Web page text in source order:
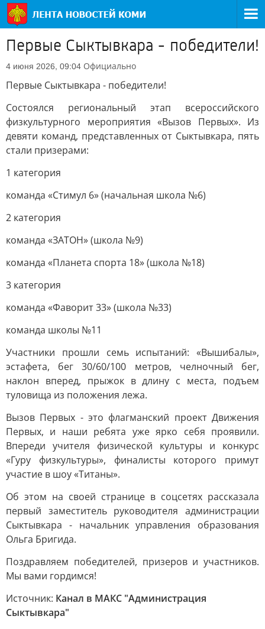
Первые Сыктывкара - победители!
4 июня 2026, 09:04 Официально
Первые Сыктывкара - победители!
Состоялся региональный этап всероссийского
физкультурного мероприятия «Вызов Первых». Из
девяти команд, представленных от Сыктывкара, пять
стали призерами:
1 категория
команда «Стимул 6» (начальная школа №6)
2 категория
команда «ЗАТОН» (школа №9)
команда «Планета спорта 18» (школа №18)
3 категория
команда «Фаворит 33» (школа №33)
команда школы №11
Участники прошли семь испытаний: «Вышибалы»,
эстафета, бег 30/60/100 метров, челночный бег,
наклон вперед, прыжок в длину с места, подъем
туловища из положения лежа.
Вызов Первых - это флагманский проект Движения
Первых, и наши ребята уже ярко себя проявили.
Впереди учителя физической культуры и конкурс
«Гуру физкультуры», финалисты которого примут
участие в шоу «Титаны».
Об этом на своей странице в соцсетях рассказала
первый заместитель руководителя администрации
Сыктывкара - начальник управления образования
Ольга Бригида.
Поздравляем победителей, призеров и участников.
Мы вами гордимся!
Источник: Канал в МАКС "Администрация
Сыктывкара"